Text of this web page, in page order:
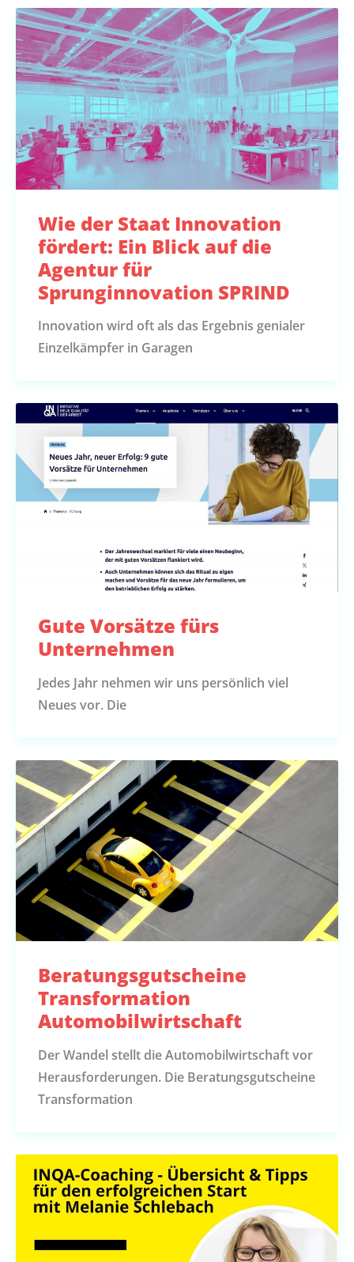
Wie der Staat Innovation
fördert: Ein Blick auf die
Agentur für
Sprunginnovation SPRIND
Innovation wird oft als das Ergebnis genialer
Einzelkämpfer in Garagen
Gute Vorsätze fürs
Unternehmen
Jedes Jahr nehmen wir uns persönlich viel
Neues vor. Die
Beratungsgutscheine
Transformation
Automobilwirtschaft
Der Wandel stellt die Automobilwirtschaft vor
Herausforderungen. Die Beratungsgutscheine
Transformation